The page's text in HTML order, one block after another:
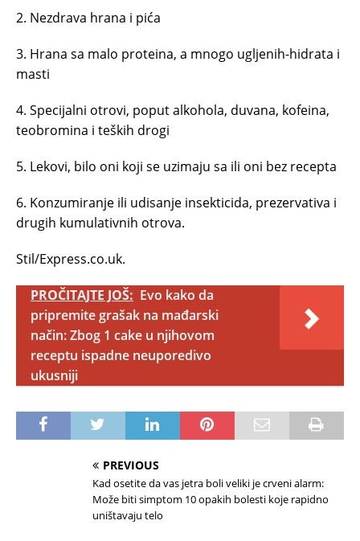
2. Nezdrava hrana i pića
3. Hrana sa malo proteina, a mnogo ugljenih-hidrata i
masti
4. Specijalni otrovi, poput alkohola, duvana, kofeina,
teobromina i teških drogi
5. Lekovi, bilo oni koji se uzimaju sa ili oni bez recepta
6. Konzumiranje ili udisanje insekticida, prezervativa i
drugih kumulativnih otrova.
Stil/Express.co.uk.
PROČITAJTE JOŠ: Evo kako da
pripremite grašak na mađarski
način: Zbog 1 cake u njihovom
receptu ispadne neuporedivo
ukusniji
PREVIOUS
Kad osetite da vas jetra boli veliki je crveni alarm:
Može biti simptom 10 opakih bolesti koje rapidno
uništavaju telo